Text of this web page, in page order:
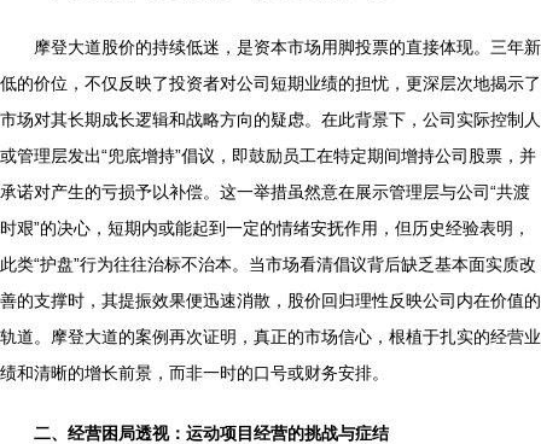
摩登大道股价的持续低迷，是资本市场用脚投票的直接体现。三年新
低的价位，不仅反映了投资者对公司短期业绩的担忧，更深层次地揭示了
市场对其长期成长逻辑和战略方向的疑虑。在此背景下，公司实际控制人
或管理层发出“兜底增持”倡议，即鼓励员工在特定期间增持公司股票，并
承诺对产生的亏损予以补偿。这一举措虽然意在展示管理层与公司“共渡
时艰”的决心，短期内或能起到一定的情绪安抚作用，但历史经验表明，
此类“护盘”行为往往治标不治本。当市场看清倡议背后缺乏基本面实质改
善的支撑时，其提振效果便迅速消散，股价回归理性反映公司内在价值的
轨道。摩登大道的案例再次证明，真正的市场信心，根植于扎实的经营业
绩和清晰的增长前景，而非一时的口号或财务安排。
二、经营困局透视：运动项目经营的挑战与症结